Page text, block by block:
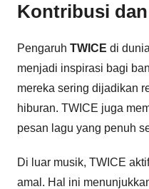
Kontribusi
Pengaruh TWICE di dunia
menjadi inspirasi bagi
mereka sering dijadikan
hiburan. TWICE juga
pesan lagu yang penuh
Di luar musik, TWICE
amal. Hal ini